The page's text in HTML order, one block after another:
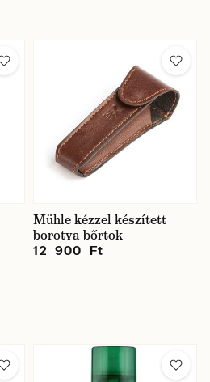
Mühle kézzel készített
borotva bőrtok
12 900 Ft